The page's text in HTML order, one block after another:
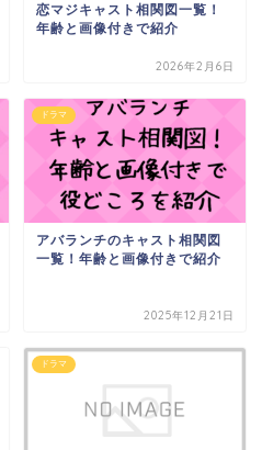
恋マジキャスト相関図一覧！
年齢と画像付きで紹介
2026年2月6日
ドラマ
アバランチのキャスト相関図
一覧！年齢と画像付きで紹介
2025年12月21日
ドラマ